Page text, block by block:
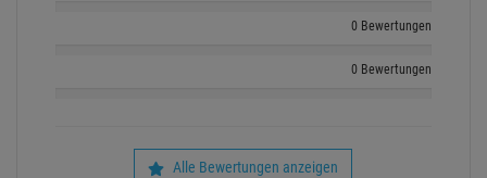
0 Bewertungen
0 Bewertungen
Alle Bewertungen anzeigen